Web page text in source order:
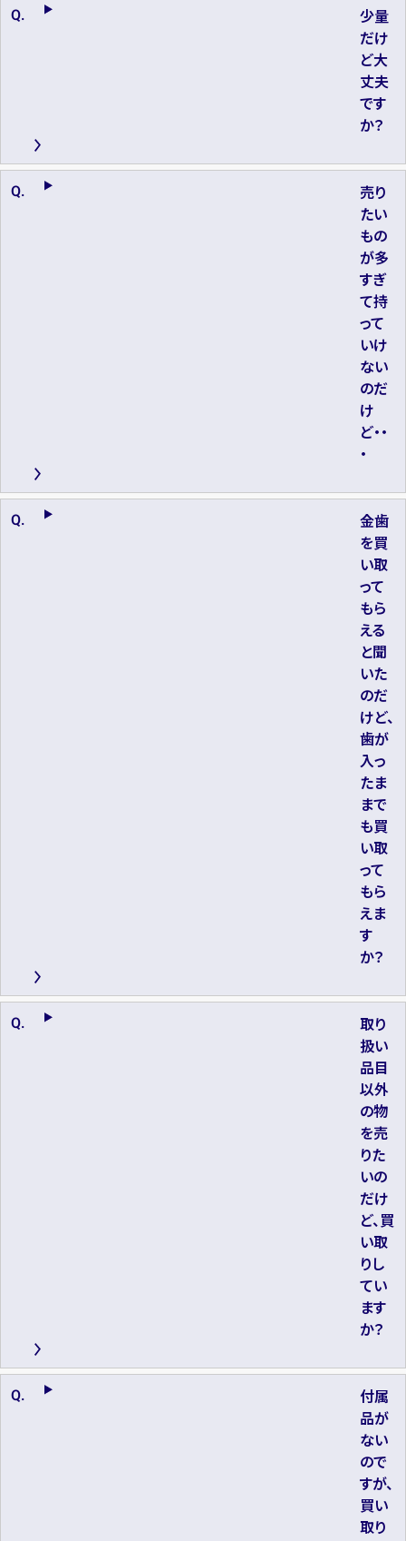
少量
だけ
ど大
丈夫
です
か？
売り
たい
もの
が多
すぎ
て持
って
いけ
ない
のだ
け
ど・・
・
金歯
を買
い取
って
もら
える
と聞
いた
のだ
けど、
歯が
入っ
たま
まで
も買
い取
って
もら
えま
す
か？
取り
扱い
品目
以外
の物
を売
りた
いの
だけ
ど、買
い取
りし
てい
ます
か？
付属
品が
ない
ので
すが、
買い
取り